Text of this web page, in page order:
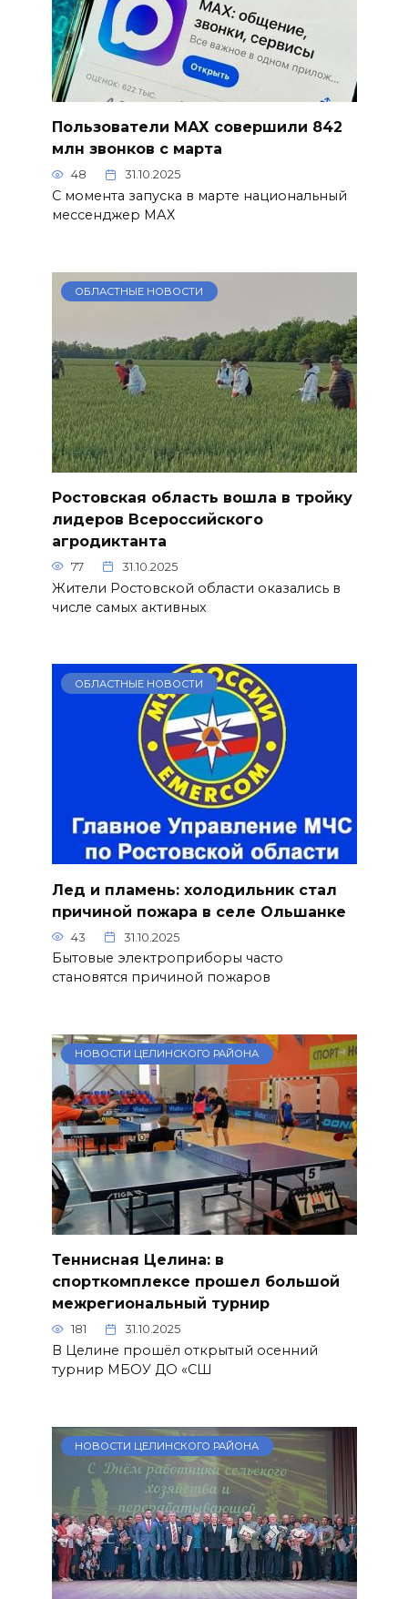
Пользователи МАХ совершили 842
млн звонков с марта
48 31.10.2025
С момента запуска в марте национальный
мессенджер МАХ
ОБЛАСТНЫЕ НОВОСТИ
Ростовская область вошла в тройку
лидеров Всероссийского
агродиктанта
77 31.10.2025
Жители Ростовской области оказались в
числе самых активных
ОБЛАСТНЫЕ НОВОСТИ
Лед и пламень: холодильник стал
причиной пожара в селе Ольшанке
43 31.10.2025
Бытовые электроприборы часто
становятся причиной пожаров
НОВОСТИ ЦЕЛИНСКОГО РАЙОНА
Теннисная Целина: в
спорткомплексе прошел большой
межрегиональный турнир
181 31.10.2025
В Целине прошёл открытый осенний
турнир МБОУ ДО «СШ
НОВОСТИ ЦЕЛИНСКОГО РАЙОНА